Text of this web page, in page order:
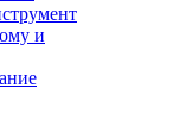
и